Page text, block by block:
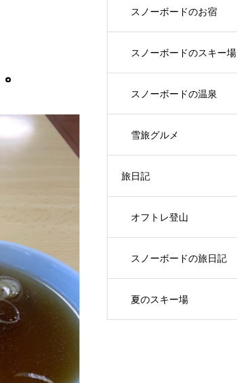
スノーボードのお宿
スノーボードのスキー場
スノーボードの温泉
雪旅グルメ
旅日記
オフトレ登山
スノーボードの旅日記
夏のスキー場